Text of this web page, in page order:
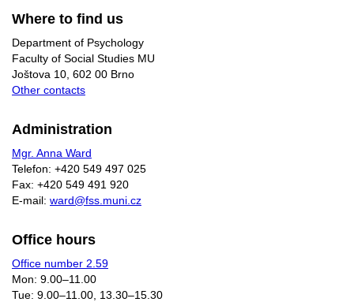
Where to find us
Department of Psychology
Faculty of Social Studies MU
Joštova 10, 602 00 Brno
Other contacts
Administration
Mgr. Anna Ward
Telefon: +420 549 497 025
Fax: +420 549 491 920
E-mail: ward@fss.muni.cz
Office hours
Office number 2.59
Mon: 9.00–11.00
Tue: 9.00–11.00, 13.30–15.30